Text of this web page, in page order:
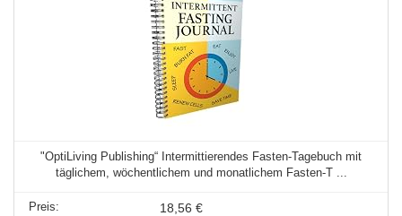
"OptiLiving Publishing“ Intermittierendes Fasten-Tagebuch mit
täglichem, wöchentlichem und monatlichem Fasten-T ...
18,56 €